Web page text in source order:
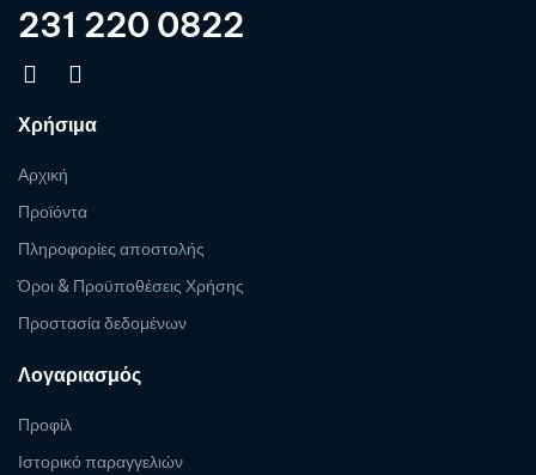
231 220 0822
Χρήσιμα
Αρχική
Προϊόντα
Πληροφορίες αποστολής
Όροι & Προϋποθέσεις Χρήσης
Προστασία δεδομένων
Λογαριασμός
Προφίλ
Ιστορικό παραγγελιών